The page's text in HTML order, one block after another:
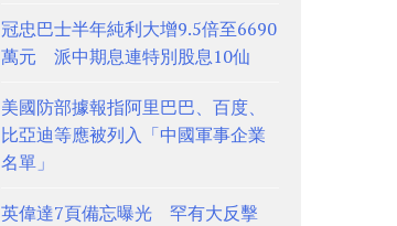
冠忠巴士半年純利大增9.5倍至6690
萬元 派中期息連特別股息10仙
美國防部據報指阿里巴巴、百度、
比亞迪等應被列入「中國軍事企業
名單」
英偉達7頁備忘曝光 罕有大反擊